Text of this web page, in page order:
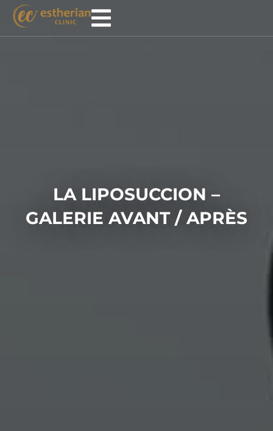
LA LIPOSUCCION –
GALERIE AVANT / APRÈS